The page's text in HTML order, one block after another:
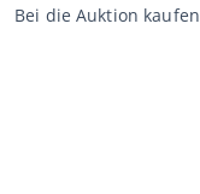
Bei die Auktion kaufen